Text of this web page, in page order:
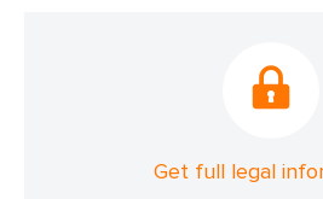
Get full legal